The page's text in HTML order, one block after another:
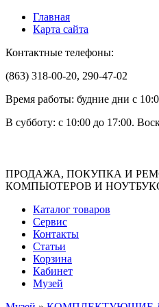
Главная
Карта сайта
Контактные телефоны:
(863) 318-00-20, 290-47-02
Время работы: будние дни с
В субботу: с 10:00 до 17:00.
ПРОДАЖА, ПОКУПКА И
КОМПЬЮТЕРОВ И
Каталог товаров
Сервис
Контакты
Статьи
Корзина
Кабинет
Музей